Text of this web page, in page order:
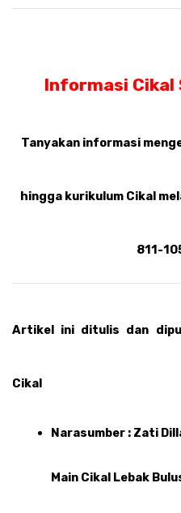
Informasi
Tanyakan informasi
hingga kurikulum Cikal
811-
Artikel ini ditulis dan
Cikal
Narasumber : Zati
Main Cikal Lebak